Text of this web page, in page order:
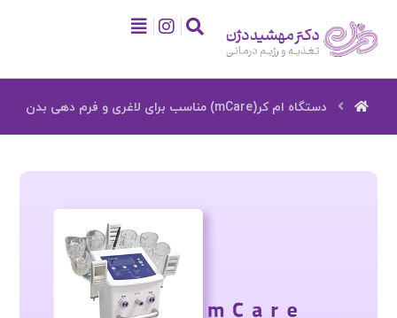
دستگاه ام کر(mCare) مناسب برای لاغری و فرم دهی بدن